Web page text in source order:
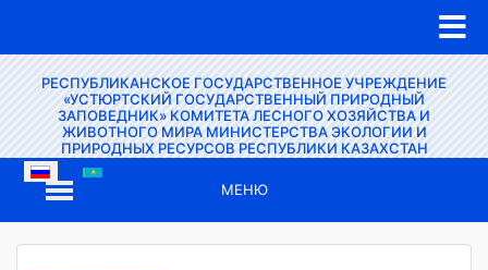
РЕСПУБЛИКАНСКОЕ ГОСУДАРСТВЕННОЕ УЧРЕЖДЕНИЕ
«УСТЮРТСКИЙ ГОСУДАРСТВЕННЫЙ ПРИРОДНЫЙ
ЗАПОВЕДНИК» КОМИТЕТА ЛЕСНОГО ХОЗЯЙСТВА И
ЖИВОТНОГО МИРА МИНИСТЕРСТВА ЭКОЛОГИИ И
ПРИРОДНЫХ РЕСУРСОВ РЕСПУБЛИКИ КАЗАХСТАН
МЕНЮ